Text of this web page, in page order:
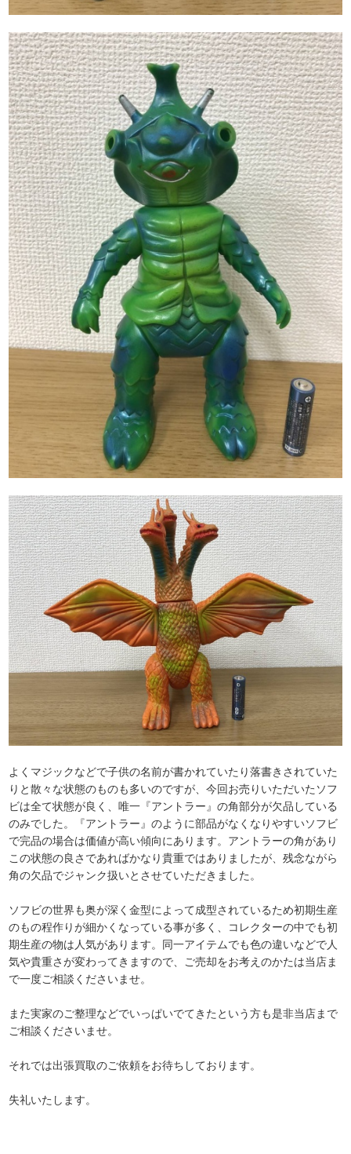
よくマジックなどで子供の名前が書かれていたり落書きされていた
りと散々な状態のものも多いのですが、今回お売りいただいたソフ
ビは全て状態が良く、唯一『アントラー』の角部分が欠品している
のみでした。『アントラー』のように部品がなくなりやすいソフビ
で完品の場合は価値が高い傾向にあります。アントラーの角があり
この状態の良さであればかなり貴重ではありましたが、残念ながら
角の欠品でジャンク扱いとさせていただきました。
ソフビの世界も奥が深く金型によって成型されているため初期生産
のもの程作りが細かくなっている事が多く、コレクターの中でも初
期生産の物は人気があります。同一アイテムでも色の違いなどで人
気や貴重さが変わってきますので、ご売却をお考えのかたは当店ま
で一度ご相談くださいませ。
また実家のご整理などでいっぱいでてきたという方も是非当店まで
ご相談くださいませ。
それでは出張買取のご依頼をお待ちしております。
失礼いたします。